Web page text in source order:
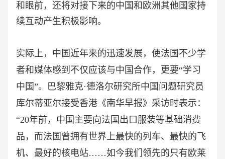
和眼前，还将对接下来的中国和欧洲其他国家持
续互动产生积极影响。
实际上，中国近年来的迅速发展，使法国不少学
者和媒体感到不仅应该与中国合作，更要“学习
中国”。巴黎雅克·德洛尔研究所中国问题研究员
库尔蒂亚尔接受香港《南华早报》采访时表示：
“20年前，中国主要向法国出口服装等基础消费
品，而法国曾拥有世界上最快的列车、最快的飞
机、最好的核电站……如今我们领先的只有欧莱